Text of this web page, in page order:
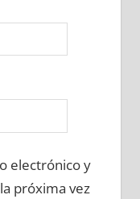
electrónico y
próxima vez